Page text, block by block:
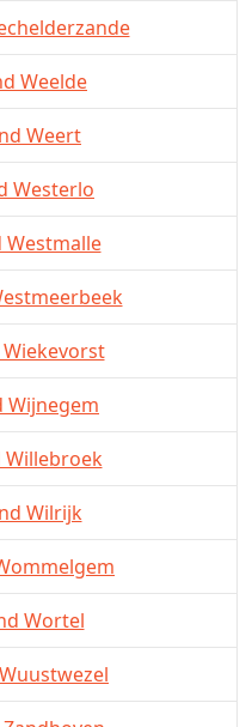
Weelde
Weert
Westerlo
Wijnegem
Wilrijk
Wortel